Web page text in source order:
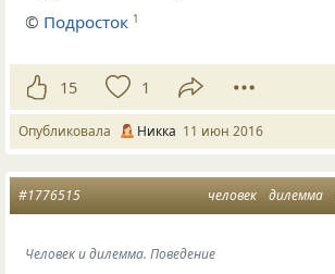
© Подросток 1
15 1
Опубликовала Никка 11 июн 2016
человек дилемма
#1776515
Человек и дилемма. Поведение